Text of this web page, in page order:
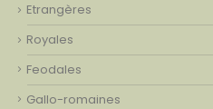
Etrangères
Royales
Feodales
Gallo-romaines